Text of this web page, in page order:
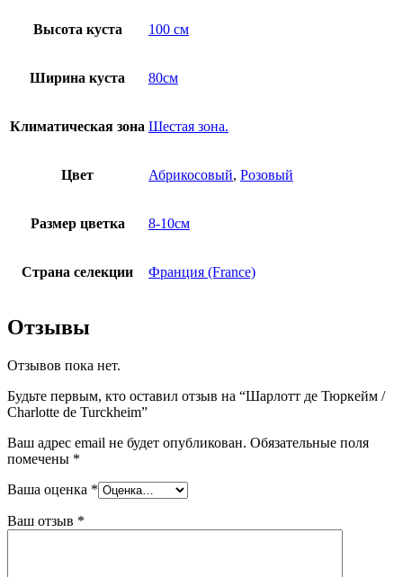
Высота куста 100 см
Ширина куста 80см
Климатическая зона Шестая зона.
Цвет Абрикосовый, Розовый
Размер цветка 8-10см
Страна селекции Франция (France)
Отзывы
Отзывов пока нет.
Будьте первым, кто оставил отзыв на “Шарлотт де Тюркейм /
Charlotte de Turckheim”
Ваш адрес email не будет опубликован. Обязательные поля
помечены *
Ваша оценка *
Ваш отзыв *